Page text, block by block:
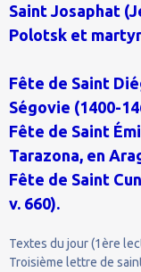
Saint Josaphat
Polotsk et
Fête de Saint
Ségovie (1400-
Fête de Saint
Tarazona, en
Fête de Saint
v. 660).
Textes du jour (1ère
Troisième lettre de